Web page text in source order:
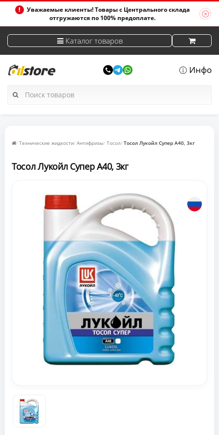
Уважаемые клиенты! Товары с Центрального склада
отгружаются по 100% предоплате.
Каталог товаров
Инфо
Технические жидкости Антифризы Тосол Тосол Лукойл Супер А40, 3кг
Тосол Лукойл Супер А40, 3кг